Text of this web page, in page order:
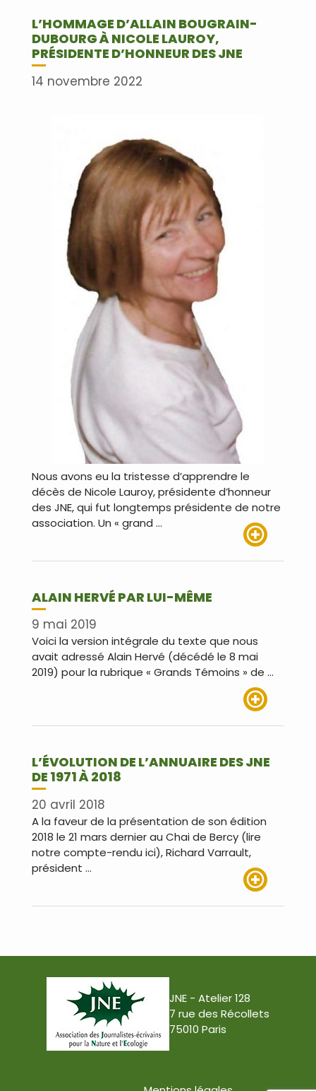
L’HOMMAGE D’ALLAIN BOUGRAIN-
DUBOURG À NICOLE LAUROY,
PRÉSIDENTE D’HONNEUR DES JNE
14 novembre 2022
Nous avons eu la tristesse d’apprendre le
décès de Nicole Lauroy, présidente d’honneur
des JNE, qui fut longtemps présidente de notre
association. Un « grand …
ALAIN HERVÉ PAR LUI-MÊME
9 mai 2019
Voici la version intégrale du texte que nous
avait adressé Alain Hervé (décédé le 8 mai
2019) pour la rubrique « Grands Témoins » de …
L’ÉVOLUTION DE L’ANNUAIRE DES JNE
DE 1971 À 2018
20 avril 2018
A la faveur de la présentation de son édition
2018 le 21 mars dernier au Chai de Bercy (lire
notre compte-rendu ici), Richard Varrault,
président …
JNE - Atelier 128
7 rue des Récollets
75010 Paris